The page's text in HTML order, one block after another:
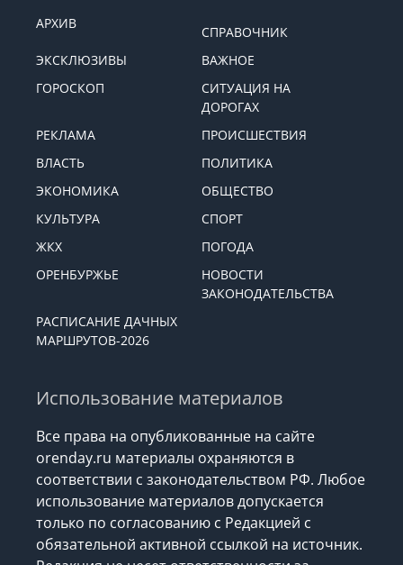
АРХИВ
СПРАВОЧНИК
ЭКСКЛЮЗИВЫ
ВАЖНОЕ
ГОРОСКОП
СИТУАЦИЯ НА
ДОРОГАХ
РЕКЛАМА
ПРОИСШЕСТВИЯ
ВЛАСТЬ
ПОЛИТИКА
ЭКОНОМИКА
ОБЩЕСТВО
КУЛЬТУРА
СПОРТ
ЖКХ
ПОГОДА
ОРЕНБУРЖЬЕ
НОВОСТИ
ЗАКОНОДАТЕЛЬСТВА
РАСПИСАНИЕ ДАЧНЫХ
МАРШРУТОВ-2026
Использование материалов
Все права на опубликованные на сайте
orenday.ru материалы охраняются в
соответствии с законодательством РФ. Любое
использование материалов допускается
только по согласованию с Редакцией с
обязательной активной ссылкой на источник.